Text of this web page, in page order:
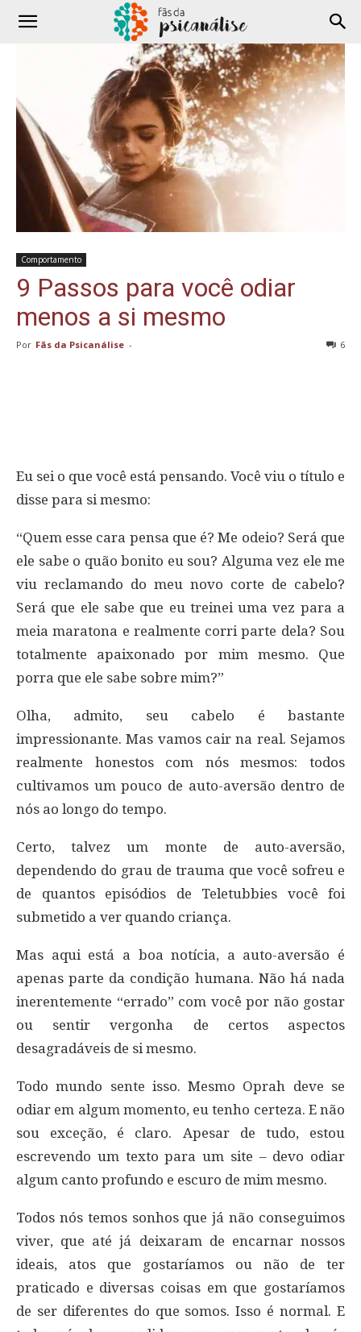
Comportamento
9 Passos para você odiar
menos a si mesmo
Por Fãs da Psicanálise - 6
Eu sei o que você está pensando. Você viu o título e
disse para si mesmo:
“Quem esse cara pensa que é? Me odeio? Será que
ele sabe o quão bonito eu sou? Alguma vez ele me
viu reclamando do meu novo corte de cabelo?
Será que ele sabe que eu treinei uma vez para a
meia maratona e realmente corri parte dela? Sou
totalmente apaixonado por mim mesmo. Que
porra que ele sabe sobre mim?”
Olha, admito, seu cabelo é bastante
impressionante. Mas vamos cair na real. Sejamos
realmente honestos com nós mesmos: todos
cultivamos um pouco de auto-aversão dentro de
nós ao longo do tempo.
Certo, talvez um monte de auto-aversão,
dependendo do grau de trauma que você sofreu e
de quantos episódios de Teletubbies você foi
submetido a ver quando criança.
Mas aqui está a boa notícia, a auto-aversão é
apenas parte da condição humana. Não há nada
inerentemente “errado” com você por não gostar
ou sentir vergonha de certos aspectos
desagradáveis de si mesmo.
Todo mundo sente isso. Mesmo Oprah deve se
odiar em algum momento, eu tenho certeza. E não
sou exceção, é claro. Apesar de tudo, estou
escrevendo um texto para um site – devo odiar
algum canto profundo e escuro de mim mesmo.
Todos nós temos sonhos que já não conseguimos
viver, que até já deixaram de encarnar nossos
ideais, atos que gostaríamos ou não de ter
praticado e diversas coisas em que gostaríamos
de ser diferentes do que somos. Isso é normal. E